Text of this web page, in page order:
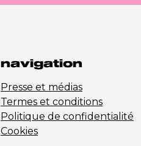
navigation
Presse et médias
Termes et conditions
Politique de confidentialité
Cookies